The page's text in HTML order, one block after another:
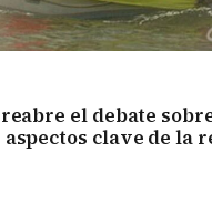
el debate
clave de la